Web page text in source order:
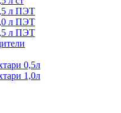
л ПЭТ
л ПЭТ
л ПЭТ
0,5л
1,0л